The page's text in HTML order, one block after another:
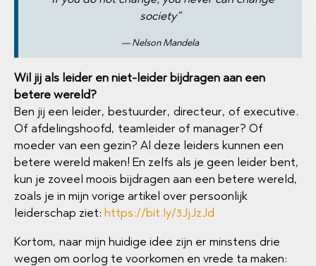
society”
Nelson Mandela
Wil jij als leider en niet-leider bijdragen aan een
betere wereld?
Ben jij een leider, bestuurder, directeur, of executive.
Of afdelingshoofd, teamleider of manager? Of
moeder van een gezin? Al deze leiders kunnen een
betere wereld maken! En zelfs als je geen leider bent,
kun je zoveel moois bijdragen aan een betere wereld,
zoals je in mijn vorige artikel over persoonlijk
leiderschap ziet: https://bit.ly/3JjJzJd
Kortom, naar mijn huidige idee zijn er minstens drie
wegen om oorlog te voorkomen en vrede ta maken: